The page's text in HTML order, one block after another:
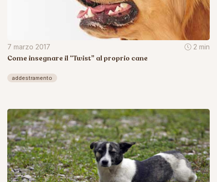
7 marzo 2017 2 min
Come insegnare il “Twist” al proprio cane
addestramento